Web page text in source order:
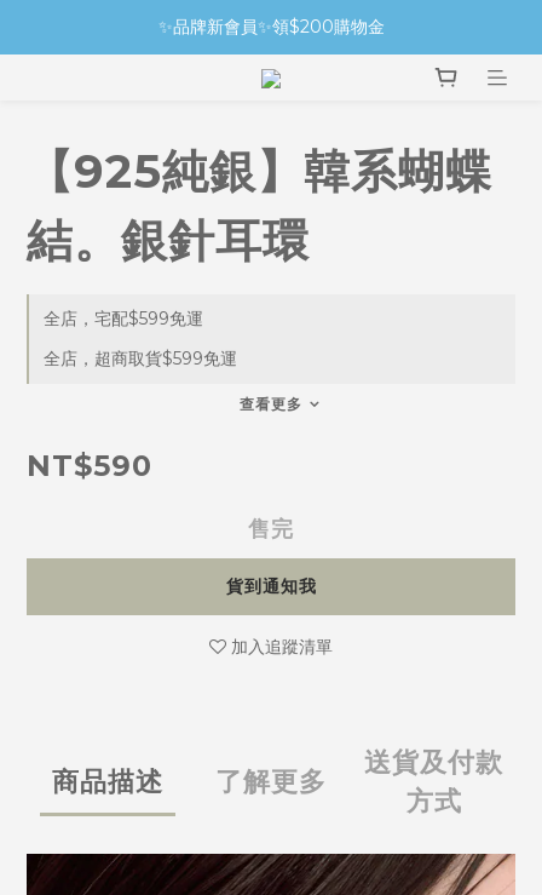
✨品牌新會員✨領$200購物金
【925純銀】韓系蝴蝶
結。銀針耳環
全店，宅配$599免運
全店，超商取貨$599免運
查看更多
NT$590
售完
貨到通知我
加入追蹤清單
商品描述 了解更多
送貨及付款
方式